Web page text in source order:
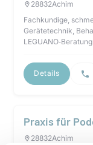
28832Achim
Fachkundige,
Gerätetechnik,
Details
Praxis für
28832Achim